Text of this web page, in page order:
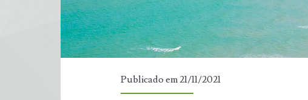
Publicado em 21/11/2021